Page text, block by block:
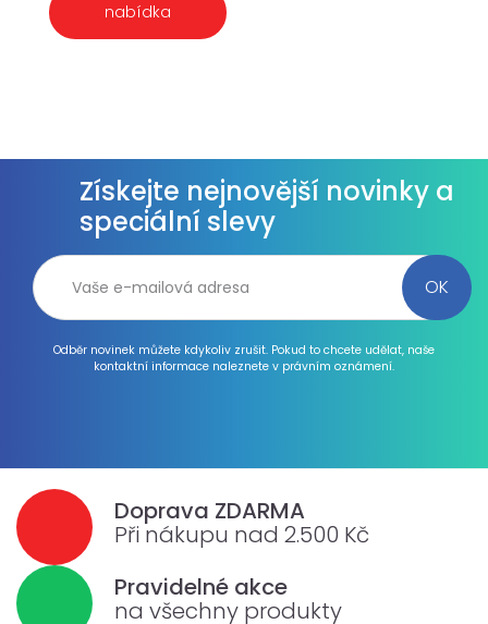
nabídka
Získejte nejnovější novinky a
speciální slevy
Odběr novinek můžete kdykoliv zrušit. Pokud to chcete udělat, naše
kontaktní informace naleznete v právním oznámení.
Doprava ZDARMA
Při nákupu nad 2.500 Kč
Pravidelné akce
na všechny produkty